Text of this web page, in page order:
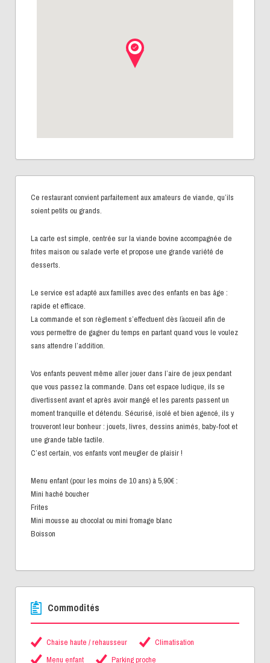
Ce restaurant convient parfaitement aux amateurs de viande, qu’ils
soient petits ou grands.
La carte est simple, centrée sur la viande bovine accompagnée de
frites maison ou salade verte et propose une grande variété de
desserts.
Le service est adapté aux familles avec des enfants en bas âge :
rapide et efficace.
La commande et son règlement s’effectuent dès l´accueil afin de
vous permettre de gagner du temps en partant quand vous le voulez
sans attendre l’addition.
Vos enfants peuvent même aller jouer dans l’aire de jeux pendant
que vous passez la commande. Dans cet espace ludique, ils se
divertissent avant et après avoir mangé et les parents passent un
moment tranquille et détendu. Sécurisé, isolé et bien agencé, ils y
trouveront leur bonheur : jouets, livres, dessins animés, baby-foot et
une grande table tactile.
C’est certain, vos enfants vont meugler de plaisir !
Menu enfant (pour les moins de 10 ans) à 5,90€ :
Mini haché boucher
Frites
Mini mousse au chocolat ou mini fromage blanc
Boisson
Commodités
Chaise haute / rehausseur
Climatisation
Menu enfant
Parking proche